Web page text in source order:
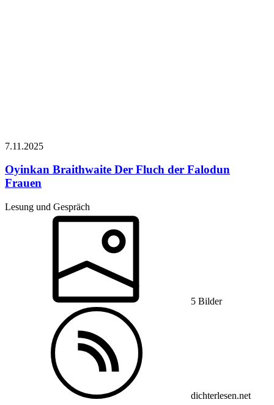
7.11.2025
Oyinkan Braithwaite Der Fluch der Falodun
Frauen
Lesung und Gespräch
5 Bilder
dichterlesen.net